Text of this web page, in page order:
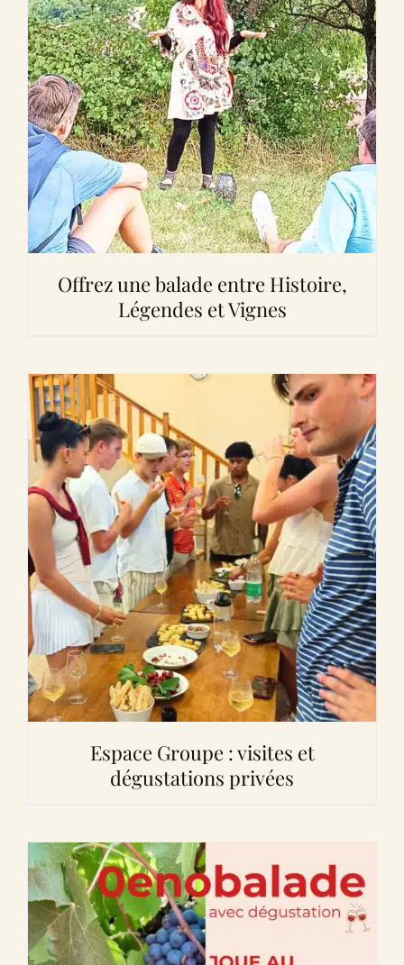
Offrez une balade entre Histoire,
Légendes et Vignes
Espace Groupe : visites et
dégustations privées